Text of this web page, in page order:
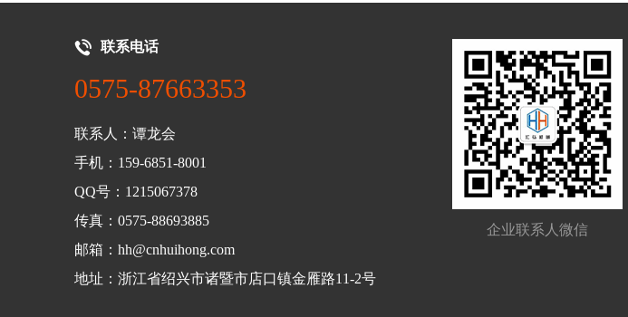
联系电话
0575-87663353
联系人：谭龙会
手机：159-6851-8001
QQ号：1215067378
传真：0575-88693885
邮箱：hh@cnhuihong.com
地址：浙江省绍兴市诸暨市店口镇金雁路11-2号
企业联系人微信